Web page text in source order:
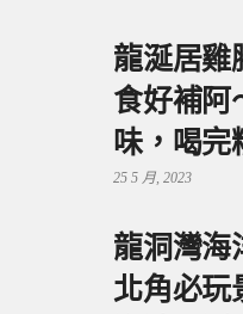
龍涎居雞
食好補阿
味，喝完
25 5 月, 2023
龍洞灣海
北角必玩